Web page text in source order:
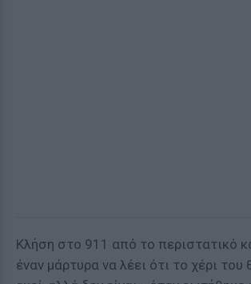
Κλήση στο 911 από το περιστατικό
έναν μάρτυρα να λέει ότι το χέρι του